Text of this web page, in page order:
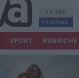
13.795
FANPAGE
SPORT RUBRICHE